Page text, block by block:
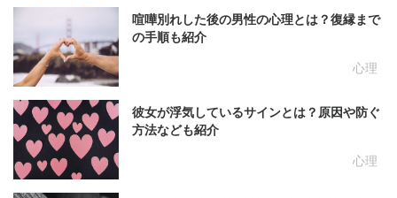
心理
喧嘩別れした後の男性の心理とは？復縁まで
の手順も紹介
心理
彼女が浮気しているサインとは？原因や防ぐ
方法なども紹介